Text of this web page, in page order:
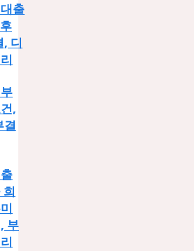
출
, 디
,
결
부